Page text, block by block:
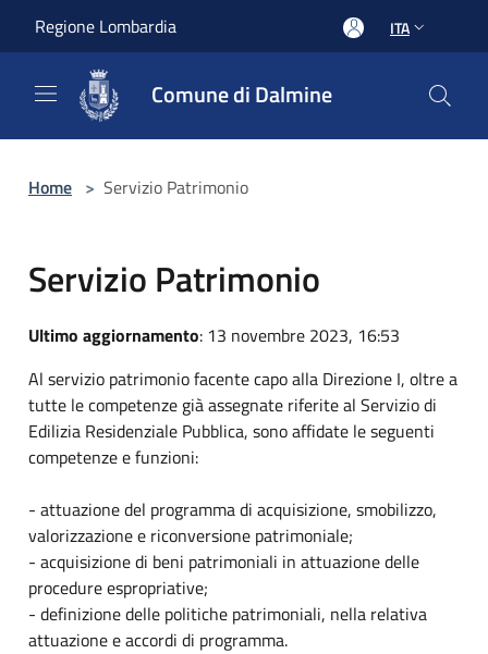
Regione Lombardia ITA
Comune di Dalmine
Home > Servizio Patrimonio
Servizio Patrimonio
Ultimo aggiornamento: 13 novembre 2023, 16:53
Al servizio patrimonio facente capo alla Direzione I, oltre a
tutte le competenze già assegnate riferite al Servizio di
Edilizia Residenziale Pubblica, sono affidate le seguenti
competenze e funzioni:
- attuazione del programma di acquisizione, smobilizzo,
valorizzazione e riconversione patrimoniale;
- acquisizione di beni patrimoniali in attuazione delle
procedure espropriative;
- definizione delle politiche patrimoniali, nella relativa
attuazione e accordi di programma.